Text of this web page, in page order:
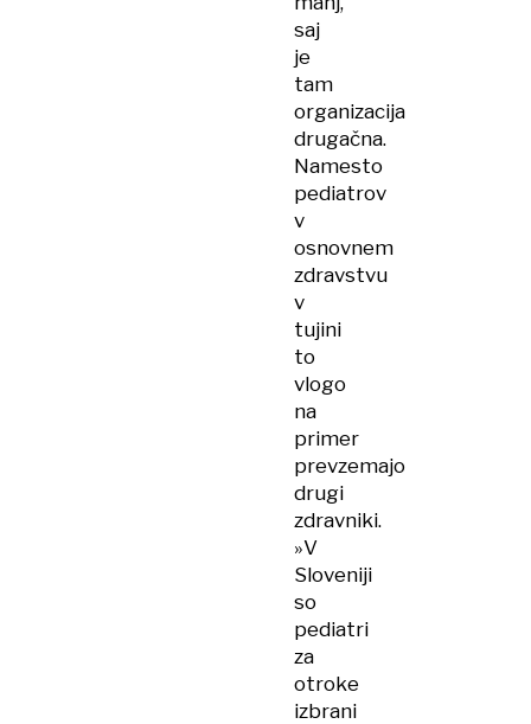
saj
je
tam
organizacija
drugačna.
Namesto
pediatrov
v
osnovnem
zdravstvu
v
tujini
to
vlogo
na
primer
prevzemajo
drugi
zdravniki.
»V
Sloveniji
so
pediatri
za
otroke
izbrani